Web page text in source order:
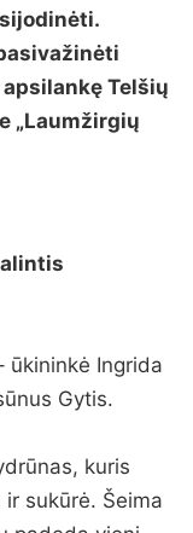
Telšių
„Laumžirgių
ūkininkė Ingrida
Gytis.
kuris
sukūrė. Šeima